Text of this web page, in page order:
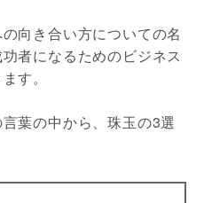
向き合い方についての名
者になるためのビジネス
す。
葉の中から、珠玉の3選